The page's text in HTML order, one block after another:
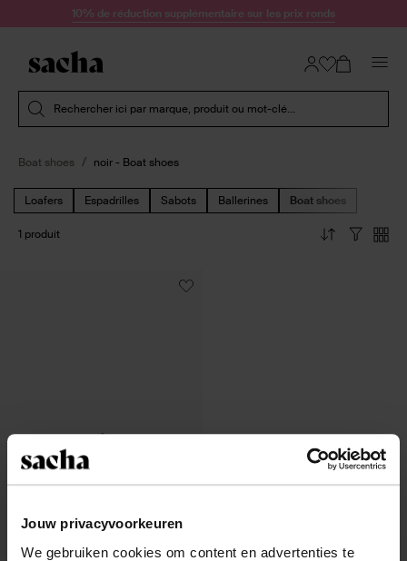
Jouw privacyvoorkeuren
We gebruiken cookies om content en advertenties te
Passer au contenu10% de réduction supplémentaire sur les prix ronds
Rechercher ici par marque, produit ou mot-clé...
Boat shoes noir - Boat shoes
Loafers Espadrilles Sabots Ballerines Boat shoes
1 produit